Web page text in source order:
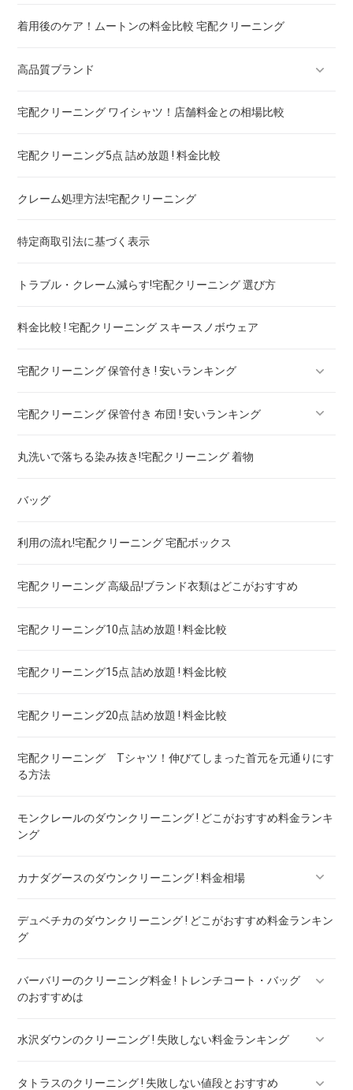
着用後のケア！ムートンの料金比較 宅配クリーニング
高品質ブランド
ブランドスーツ！宅配クリーニング 高品質 料金 比較
ブランドコート！宅配クリーニング 高品質 料金 比較
ブランドワンピース！宅配クリーニング 高品質 料金 比較
スカート・パンツ
セーター・カーディガン
スラックス
ブランドジャケット！宅配クリーニング 高品質 料金 比較
ブランドブラウス！宅配クリーニング 高品質 料金 比較
ブランドネクタイ！宅配クリーニング 高品質 料金 比較
ドレス！宅配クリーニング 高品質 料金 比較
ウェディングドレス
ブランドワイシャツ！宅配クリーニング 高品質 料金 比較
ブランドダウン！宅配クリーニング 高品質 料金 比較
宅配クリーニング ワイシャツ！店舗料金との相場比較
宅配クリーニング5点 詰め放題 ! 料金比較
クレーム処理方法!宅配クリーニング
特定商取引法に基づく表示
トラブル・クレーム減らす!宅配クリーニング 選び方
料金比較 ! 宅配クリーニング スキースノボウェア
宅配クリーニング 保管付き ! 安いランキング
宅配クリーニング 保管付き ブーツ ! 安いランキング
宅配クリーニング 保管付き コート ! 安いランキング
宅配クリーニング 保管付き ダウン ! 安いランキング
宅配クリーニング 保管付き スノボーウェア ! 安いランキング
宅配クリーニング 保管付き 布団 ! 安いランキング
宅配クリーニング 保管付き 羽毛布団 ! 安いランキング
宅配クリーニング 保管付き 毛布 ! 安いランキング
丸洗いで落ちる染み抜き!宅配クリーニング 着物
バッグ
利用の流れ!宅配クリーニング 宅配ボックス
宅配クリーニング 高級品!ブランド衣類はどこがおすすめ
宅配クリーニング10点 詰め放題 ! 料金比較
宅配クリーニング15点 詰め放題 ! 料金比較
宅配クリーニング20点 詰め放題 ! 料金比較
宅配クリーニング Tシャツ！伸びてしまった首元を元通りにす
る方法
モンクレールのダウンクリーニング ! どこがおすすめ料金ランキ
ング
カナダグースのダウンクリーニング ! 料金相場
カナダグースのダウンのリペア ! 料金ランキング
デュベチカのダウンクリーニング ! どこがおすすめ料金ランキン
グ
バーバリーのクリーニング料金 ! トレンチコート・バッグ
のおすすめは
バーバリー ダウン クリーニング ! 料金ランキング
水沢ダウンのクリーニング ! 失敗しない料金ランキング
水沢ダウンのリペア ! 料金ランキング
タトラスのクリーニング ! 失敗しない値段とおすすめ